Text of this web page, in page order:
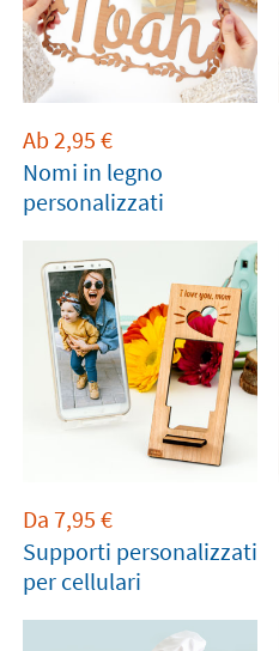
Ab 2,95 €
Nomi in legno
personalizzati
Da 7,95 €
Supporti personalizzati
per cellulari